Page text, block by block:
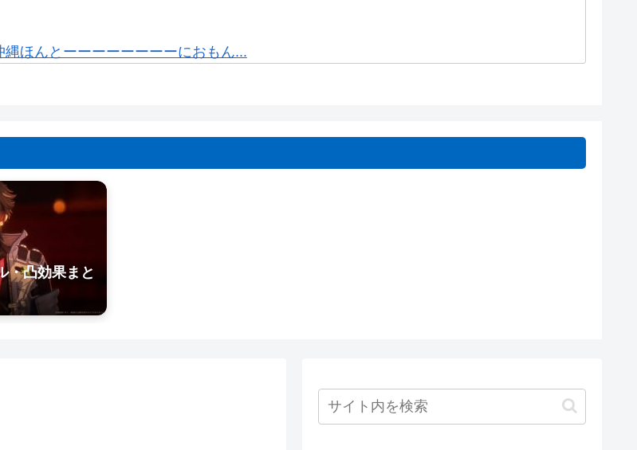
ほんとーーーーーーーーにおもん...
がワラワラ出てくる高難易度マ...
んないですか？
ボディガードつけるわ…
・凸効果まと